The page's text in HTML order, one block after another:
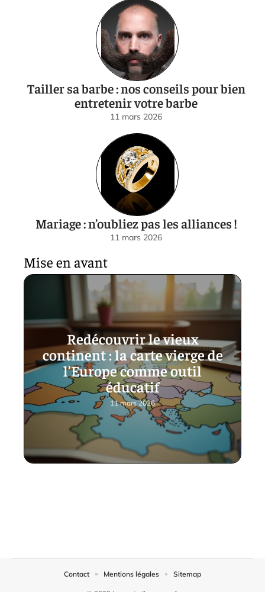
Tailler sa barbe : nos conseils pour bien
entretenir votre barbe
11 mars 2026
Mariage : n’oubliez pas les alliances !
11 mars 2026
Mise en avant
Redécouvrir le vieux
continent : la carte vierge de
l’Europe comme outil
éducatif
11 mars 2026
Contact Mentions légales Sitemap